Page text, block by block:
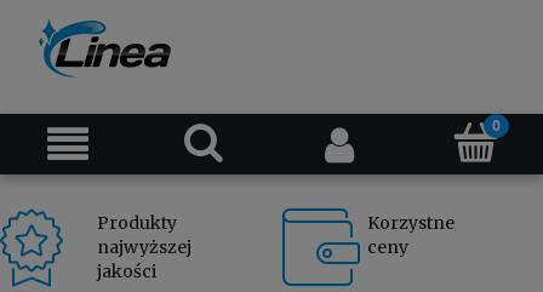
Produkty
najwyższej
jakości
Korzystne
ceny